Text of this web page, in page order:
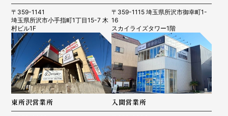
〒359-1141
埼玉県所沢市小手指町1丁目15-7 木
村ビル1F
〒359-1115 埼玉県所沢市御幸町1-
16
スカイライズタワー1階
東所沢営業所 入間営業所